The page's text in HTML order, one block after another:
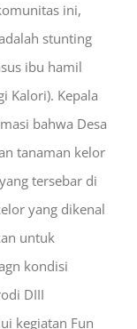
ini,
stunting
ibu hamil
Kalori). Kepala
bahwa Desa
tanaman kelor
tersebar di
yang dikenal
untuk
kondisi
DIII
kegiatan Fun